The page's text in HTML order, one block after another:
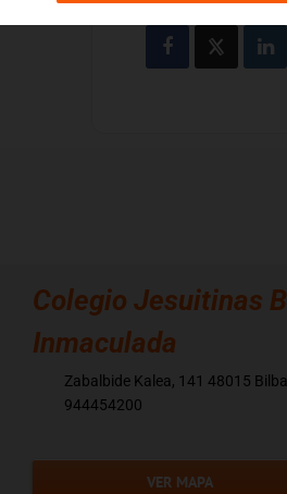
Colegio Jesuitinas
Inmaculada
Zabalbide Kalea, 141 48015
944454200
VER MAPA